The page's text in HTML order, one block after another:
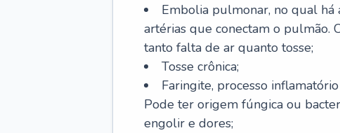
Embolia pulmonar, no qual
artérias que conectam o pulmão.
tanto falta de ar quanto tosse;
Tosse crônica;
Faringite, processo
Pode ter origem fúngica ou
engolir e dores;